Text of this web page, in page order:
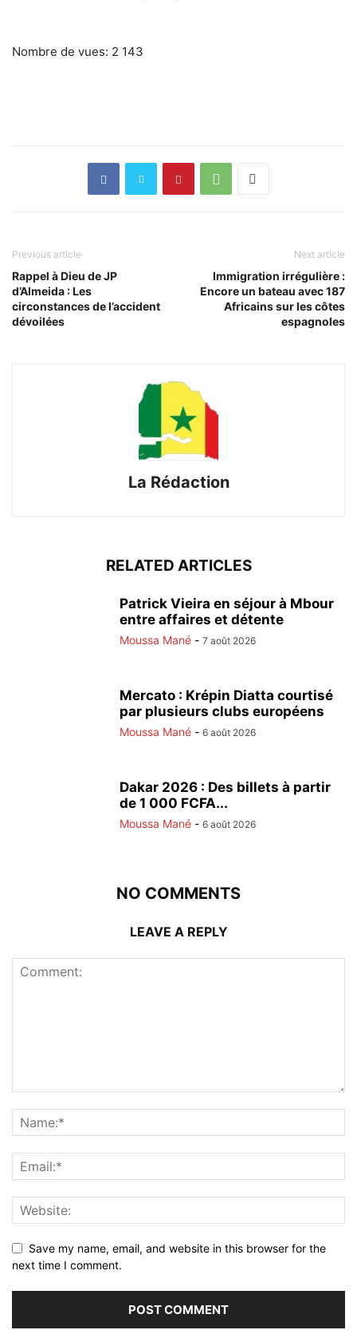
Nombre de vues: 2 143
Previous article
Rappel à Dieu de JP
d’Almeida : Les
circonstances de l’accident
dévoilées
Next article
Immigration irrégulière :
Encore un bateau avec 187
Africains sur les côtes
espagnoles
La Rédaction
RELATED ARTICLES
Patrick Vieira en séjour à Mbour
entre affaires et détente
Moussa Mané - 7 août 2026
Mercato : Krépin Diatta courtisé
par plusieurs clubs européens
Moussa Mané - 6 août 2026
Dakar 2026 : Des billets à partir
de 1 000 FCFA...
Moussa Mané - 6 août 2026
NO COMMENTS
LEAVE A REPLY
Save my name, email, and website in this browser for the
next time I comment.